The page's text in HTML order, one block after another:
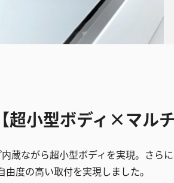
超小型ボディ×マルチ
蔵ながら超小型ボディを実現。さら
度の高い取付を実現しました。